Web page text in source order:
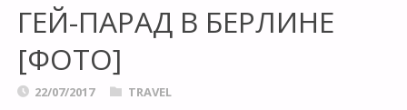
ГЕЙ-ПАРАД В БЕРЛИНЕ
[ФОТО]
22/07/2017 TRAVEL